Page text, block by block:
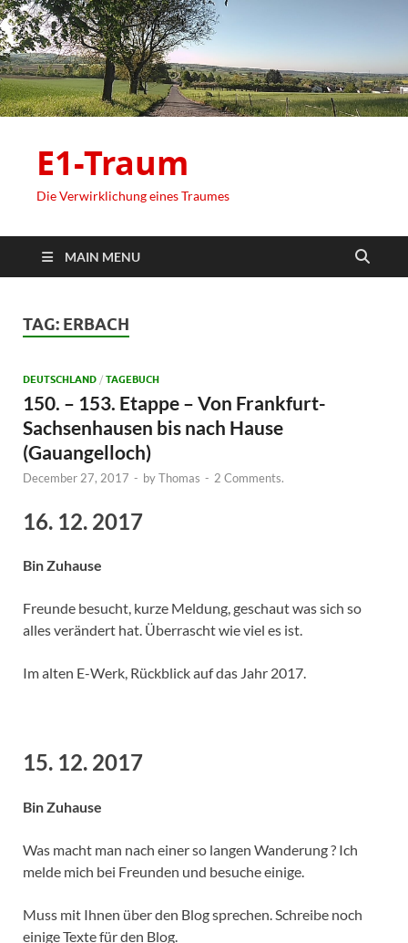
E1-Traum
Die Verwirklichung eines Traumes
MAIN MENU
TAG: ERBACH
DEUTSCHLAND / TAGEBUCH
150. – 153. Etappe – Von Frankfurt-
Sachsenhausen bis nach Hause
(Gauangelloch)
December 27, 2017 - byThomas - 2 Comments.
16. 12. 2017
Bin Zuhause
Freunde besucht, kurze Meldung, geschaut was sich so
alles verändert hat. Überrascht wie viel es ist.
Im alten E-Werk, Rückblick auf das Jahr 2017.
15. 12. 2017
Bin Zuhause
Was macht man nach einer so langen Wanderung ? Ich
melde mich bei Freunden und besuche einige.
Muss mit Ihnen über den Blog sprechen. Schreibe noch
einige Texte für den Blog.